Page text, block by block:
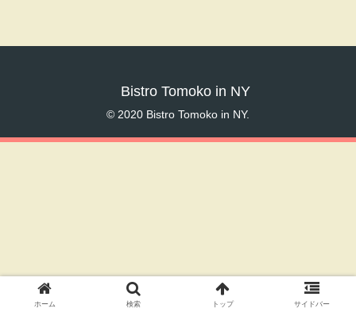
Bistro Tomoko in NY
© 2020 Bistro Tomoko in NY.
ホーム 検索 トップ サイドバー